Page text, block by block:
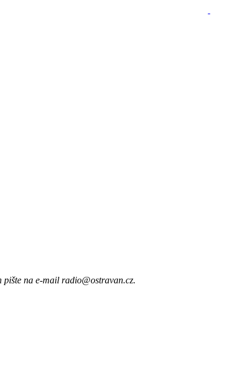
na e-mail radio@ostravan.cz.